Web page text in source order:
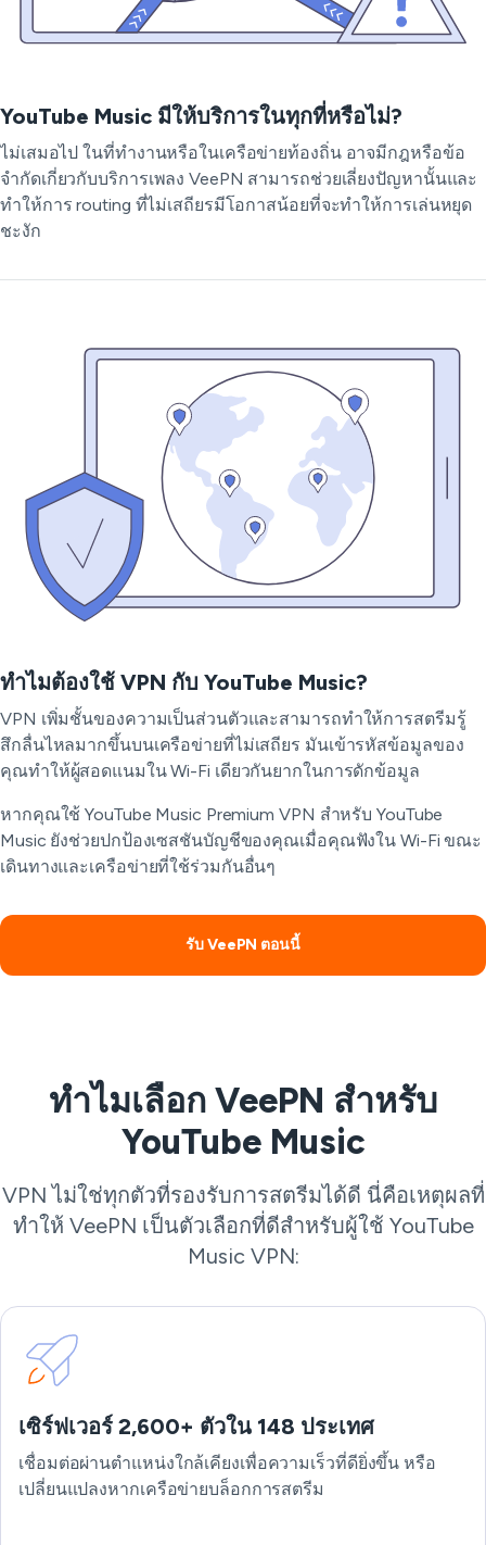
YouTube Music มีให้บริการในทุกที่หรือไม่?
ไม่เสมอไป ในที่ทำงานหรือในเครือข่ายท้องถิ่น อาจมีกฎหรือข้อ
จำกัดเกี่ยวกับบริการเพลง VeePN สามารถช่วยเลี่ยงปัญหานั้นและ
ทำให้การ routing ที่ไม่เสถียรมีโอกาสน้อยที่จะทำให้การเล่นหยุด
ชะงัก
ทำไมต้องใช้ VPN กับ YouTube Music?
VPN เพิ่มชั้นของความเป็นส่วนตัวและสามารถทำให้การสตรีมรู้
สึกลื่นไหลมากขึ้นบนเครือข่ายที่ไม่เสถียร มันเข้ารหัสข้อมูลของ
คุณทำให้ผู้สอดแนมใน Wi-Fi เดียวกันยากในการดักข้อมูล
หากคุณใช้ YouTube Music Premium VPN สำหรับ YouTube
Music ยังช่วยปกป้องเซสชันบัญชีของคุณเมื่อคุณฟังใน Wi-Fi ขณะ
เดินทางและเครือข่ายที่ใช้ร่วมกันอื่นๆ
รับ VeePN ตอนนี้
ทำไมเลือก VeePN สำหรับ
YouTube Music
VPN ไม่ใช่ทุกตัวที่รองรับการสตรีมได้ดี นี่คือเหตุผลที่
ทำให้ VeePN เป็นตัวเลือกที่ดีสำหรับผู้ใช้ YouTube
Music VPN:
เซิร์ฟเวอร์ 2,600+ ตัวใน 148 ประเทศ
เชื่อมต่อผ่านตำแหน่งใกล้เคียงเพื่อความเร็วที่ดียิ่งขึ้น หรือ
เปลี่ยนแปลงหากเครือข่ายบล็อกการสตรีม